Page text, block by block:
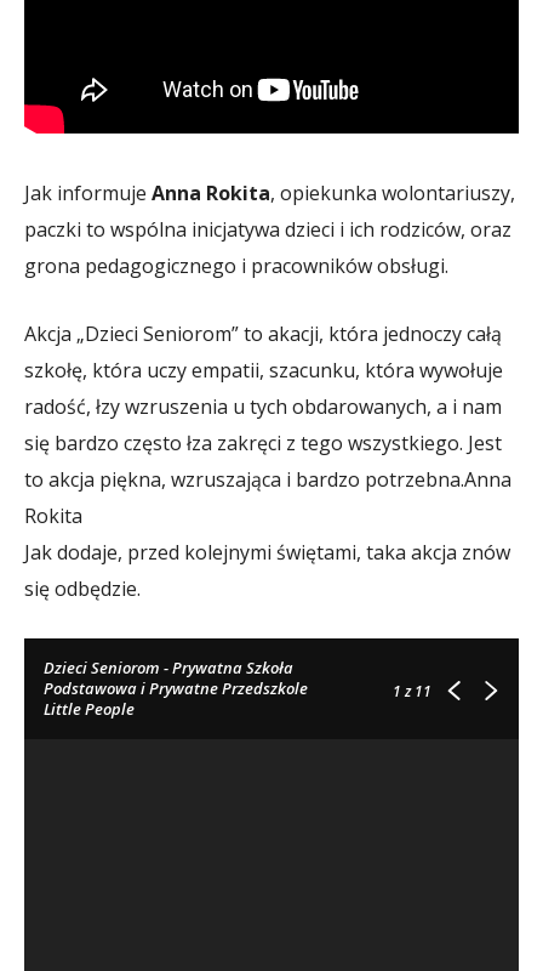
Jak informuje Anna Rokita, opiekunka wolontariuszy,
paczki to wspólna inicjatywa dzieci i ich rodziców, oraz
grona pedagogicznego i pracowników obsługi.
Akcja „Dzieci Seniorom” to akacji, która jednoczy całą
szkołę, która uczy empatii, szacunku, która wywołuje
radość, łzy wzruszenia u tych obdarowanych, a i nam
się bardzo często łza zakręci z tego wszystkiego. Jest
to akcja piękna, wzruszająca i bardzo potrzebna.Anna
Rokita
Jak dodaje, przed kolejnymi świętami, taka akcja znów
się odbędzie.
Dzieci Seniorom - Prywatna Szkoła
Podstawowa i Prywatne Przedszkole
Little People
1z 11